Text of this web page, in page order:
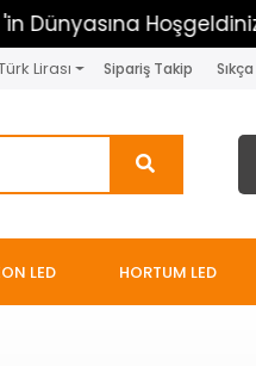
Dünyasına Hoşgeldiniz
Lirası Sipariş Takip
LED HORTUM LED